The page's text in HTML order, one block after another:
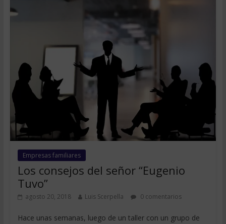
Empresas familiares
Los consejos del señor “Eugenio
Tuvo”
agosto 20, 2018 Luis Scerpella 0 comentarios
Hace unas semanas, luego de un taller con un grupo de